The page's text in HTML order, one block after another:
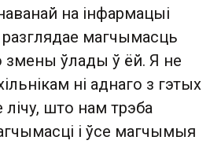
на інфармацыі
разглядае магчымасць
змены ўлады ў ёй. Я не
ні аднаго з гэтых
што нам трэба
і ўсе магчымыя